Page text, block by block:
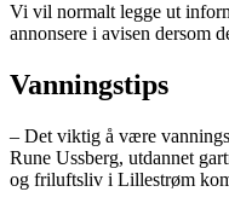
Vi vil normalt legge ut
annonsere i avisen dersom
Vanningstips
– Det viktig å være
Rune Ussberg, utdannet
og friluftsliv i Lillestrøm